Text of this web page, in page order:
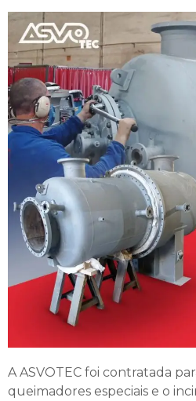
A ASVOTEC foi contratada
queimadores especiais e o